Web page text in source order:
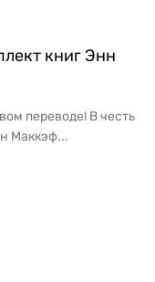
книг Энн
переводе! В честь
Маккэф...